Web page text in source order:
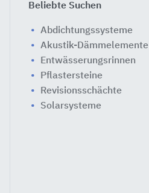
Beliebte Suchen
Abdichtungssysteme
Akustik-Dämmelemente
Entwässerungsrinnen
Pflastersteine
Revisionsschächte
Solarsysteme